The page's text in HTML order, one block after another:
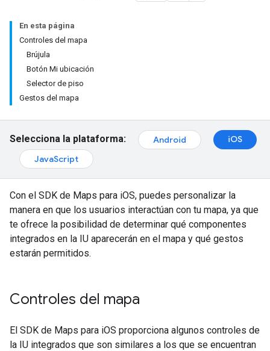
En esta página
Controles del mapa
Brújula
Botón Mi ubicación
Selector de piso
Gestos del mapa
Selecciona la plataforma: Android
iOS
JavaScript
Con el SDK de Maps para iOS, puedes personalizar la
manera en que los usuarios interactúan con tu mapa, ya que
te ofrece la posibilidad de determinar qué componentes
integrados en la IU aparecerán en el mapa y qué gestos
estarán permitidos.
Controles del mapa
El SDK de Maps para iOS proporciona algunos controles de
la IU integrados que son similares a los que se encuentran